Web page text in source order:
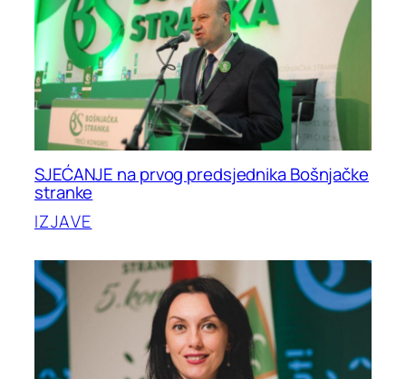
SJEĆANJE na prvog predsjednika Bošnjačke
stranke
IZJAVE